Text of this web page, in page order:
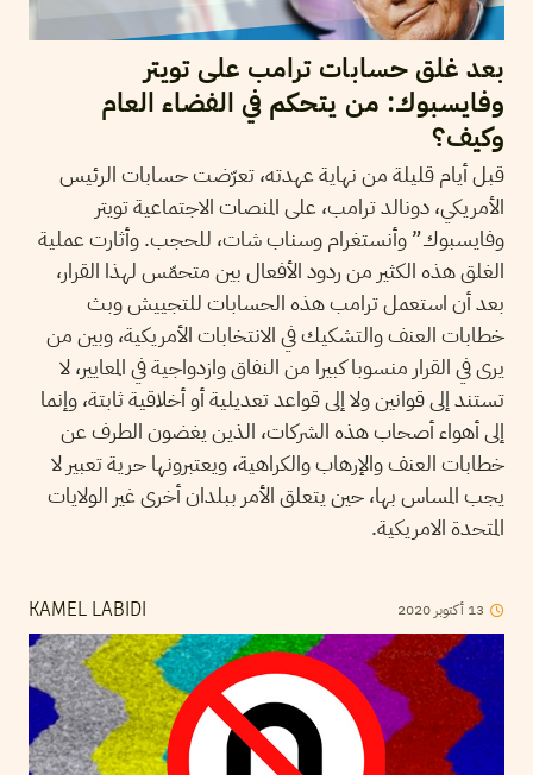
بعد غلق حسابات ترامب على تويتر
وفايسبوك: من يتحكم في الفضاء العام
وكيف؟
قبل أيام قليلة من نهاية عهدته، تعرّضت حسابات الرئيس
الأمريكي، دونالد ترامب، على المنصات الاجتماعية تويتر
وفايسبوك” وأنستغرام وسناب شات، للحجب. وأثارت عملية
الغلق هذه الكثير من ردود الأفعال بين متحمّس لهذا القرار،
بعد أن استعمل ترامب هذه الحسابات للتجييش وبث
خطابات العنف والتشكيك في الانتخابات الأمريكية، وبين من
يرى في القرار منسوبا كبيرا من النفاق وازدواجية في المعايير، لا
تستند إلى قوانين ولا إلى قواعد تعديلية أو أخلاقية ثابتة، وإنما
إلى أهواء أصحاب هذه الشركات، الذين يغضون الطرف عن
خطابات العنف والإرهاب والكراهية، ويعتبرونها حرية تعبير لا
يجب المساس بها، حين يتعلق الأمر ببلدان أخرى غير الولايات
المتحدة الامريكية.
KAMEL LABIDI 13 أكتوبر 2020